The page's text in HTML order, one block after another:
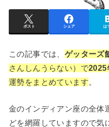
ポスト シェア は
この記事では、 ゲッターズ
さんしんうらない）で2025
運勢をまとめています。
金のインディアン座の全体
どを網羅していますので気